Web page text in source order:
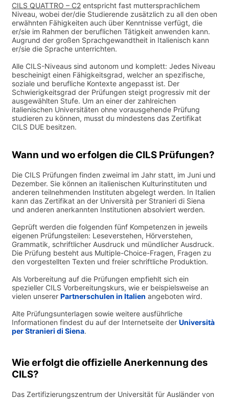
CILS QUATTRO – C2 entspricht fast muttersprachlichem
Niveau, wobei der/die Studierende zusätzlich zu all den oben
erwähnten Fähigkeiten auch über Kenntnisse verfügt, die
er/sie im Rahmen der beruflichen Tätigkeit anwenden kann.
Augrund der großen Sprachgewandtheit in Italienisch kann
er/sie die Sprache unterrichten.
Alle CILS-Niveaus sind autonom und komplett: Jedes Niveau
bescheinigt einen Fähigkeitsgrad, welcher an spezifische,
soziale und berufliche Kontexte angepasst ist. Der
Schwierigkeitsgrad der Prüfungen steigt progressiv mit der
ausgewählten Stufe. Um an einer der zahlreichen
italienischen Universitäten ohne vorausgehende Prüfung
studieren zu können, musst du mindestens das Zertifikat
CILS DUE besitzen.
Wann und wo erfolgen die CILS Prüfungen?
Die CILS Prüfungen finden zweimal im Jahr statt, im Juni und
Dezember. Sie können an italienischen Kulturinstituten und
anderen teilnehmenden Instituten abgelegt werden. In Italien
kann das Zertifikat an der Università per Stranieri di Siena
und anderen anerkannten Institutionen absolviert werden.
Geprüft werden die folgenden fünf Kompetenzen in jeweils
eigenen Prüfungsteilen: Leseverstehen, Hörverstehen,
Grammatik, schriftlicher Ausdruck und mündlicher Ausdruck.
Die Prüfung besteht aus Multiple-Choice-Fragen, Fragen zu
den vorgestellten Texten und freier schriftliche Produktion.
Als Vorbereitung auf die Prüfungen empfiehlt sich ein
spezieller CILS Vorbereitungskurs, wie er beispielsweise an
vielen unserer Partnerschulen in Italien angeboten wird.
Alte Prüfungsunterlagen sowie weitere ausführliche
Informationen findest du auf der Internetseite der Università
per Stranieri di Siena.
Wie erfolgt die offizielle Anerkennung des
CILS?
Das Zertifizierungszentrum der Universität für Ausländer von